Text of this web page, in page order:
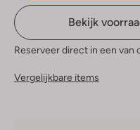
Bekijk
Reserveer direct in een van
Vergelijkbare items